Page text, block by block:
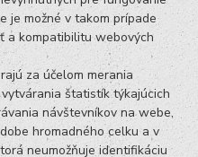
je možné v takom prípade
a kompatibilitu webových
za účelom merania
štatistík týkajúcich
návštevníkov na webe,
hromadného celku a v
neumožňuje identifikáciu